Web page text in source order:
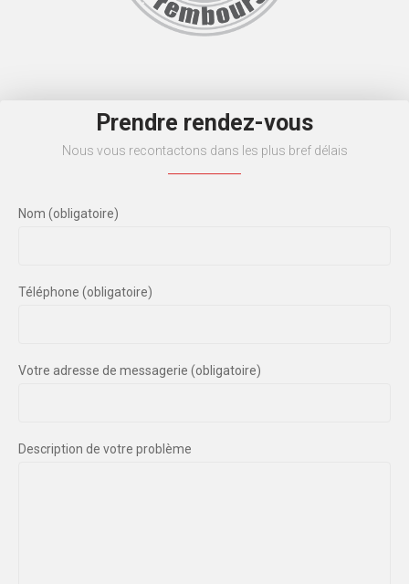
Prendre rendez-vous
Nous vous recontactons dans les plus bref délais
Nom (obligatoire)
Téléphone (obligatoire)
Votre adresse de messagerie (obligatoire)
Description de votre problème